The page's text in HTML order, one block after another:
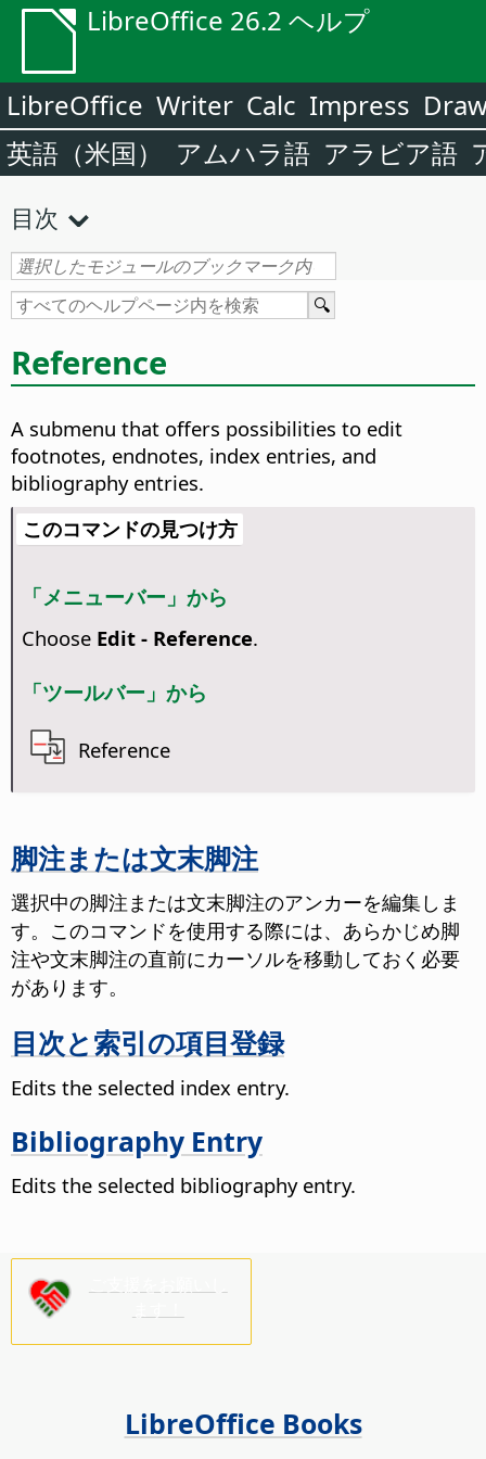
LibreOffice 26.2 ヘルプ
LibreOffice Writer Calc Impress
英語（米国）
アムハラ語 アラビア語
目次
Reference
A submenu that offers possibilities to edit
footnotes, endnotes, index entries, and
bibliography entries.
このコマンドの見つけ方
「メニューバー」から
Choose Edit - Reference.
「ツールバー」から
Reference
脚注または文末脚注
選択中の脚注または文末脚注のアンカーを編集しま
す。このコマンドを使用する際には、あらかじめ脚
注や文末脚注の直前にカーソルを移動しておく必要
があります。
目次と索引の項目登録
Edits the selected index entry.
Bibliography Entry
Edits the selected bibliography entry.
LibreOffice Books